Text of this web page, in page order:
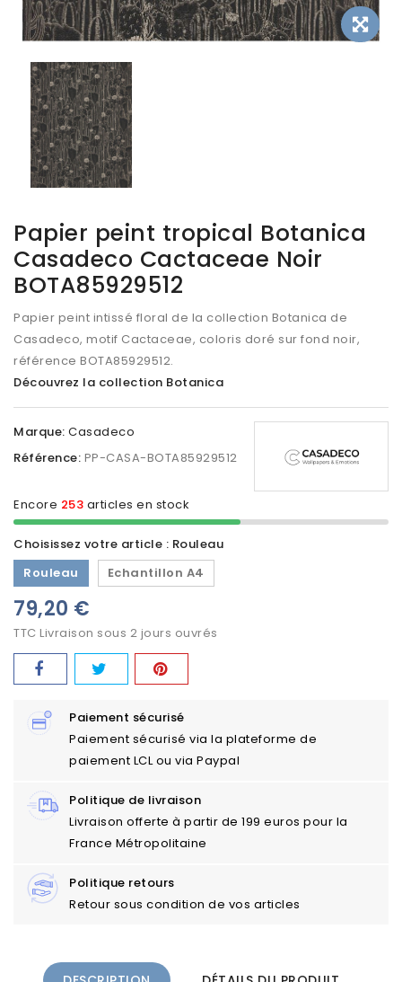
Papier peint tropical Botanica
Casadeco Cactaceae Noir
BOTA85929512
Papier peint intissé floral de la collection Botanica de
Casadeco, motif Cactaceae, coloris doré sur fond noir,
référence BOTA85929512.
Découvrez la collection Botanica
Marque: Casadeco
Référence: PP-CASA-BOTA85929512
Encore 253 articles en stock
Choisissez votre article : Rouleau
Rouleau
Echantillon A4
79,20 €
TTC Livraison sous 2 jours ouvrés
Paiement sécurisé
Paiement sécurisé via la plateforme de
paiement LCL ou via Paypal
Politique de livraison
Livraison offerte à partir de 199 euros pour la
France Métropolitaine
Politique retours
Retour sous condition de vos articles